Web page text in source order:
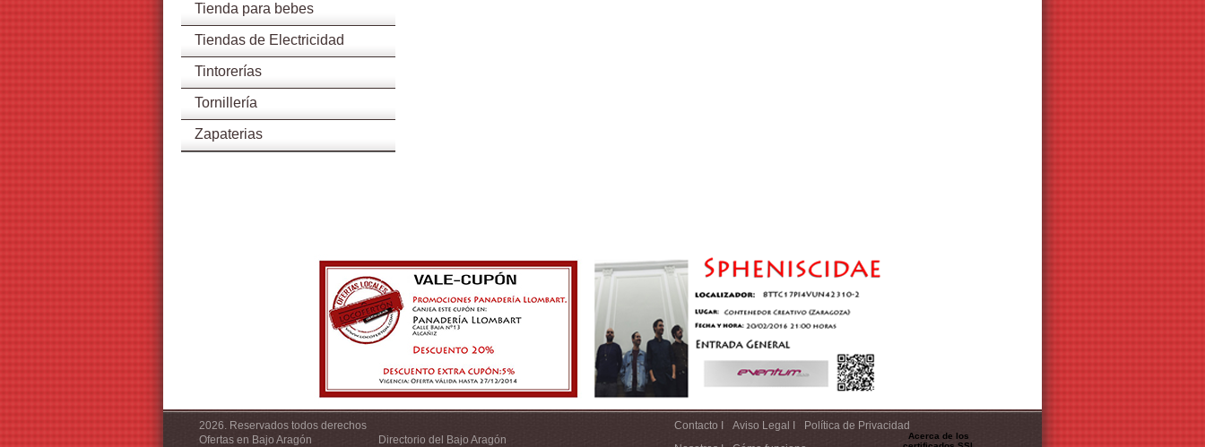
Tienda para bebes
Tiendas de Electricidad
Tintorerías
Tornillería
Zapaterias
2026. Reservados todos derechos
Ofertas en Bajo Aragón
Directorio del Bajo Aragón
Contacto I Aviso Legal I
Política de Privacidad
Acerca de los